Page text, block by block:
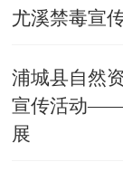
尤溪禁毒宣
浦城县自然
宣传活动——
展